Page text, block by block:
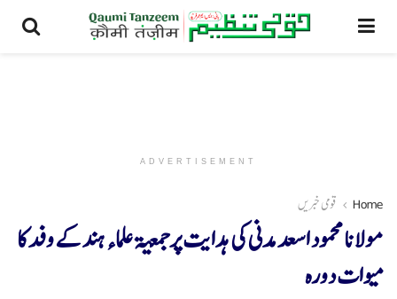
ADVERTISEMENT
Home قومی خبریں
مولانا محمود اسعد مدنی کی ہدایت پرجمعیۃ علماء ہند کے وفد کا
میوات دورہ